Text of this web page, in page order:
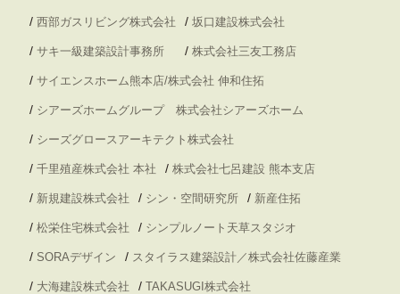
/ 西部ガスリビング株式会社 / 坂口建設株式会社
/ サキ一級建築設計事務所 / 株式会社三友工務店
/ サイエンスホーム熊本店/株式会社 伸和住拓
/ シアーズホームグループ 株式会社シアーズホーム
/ シーズグロースアーキテクト株式会社
/ 千里殖産株式会社 本社 / 株式会社七呂建設 熊本支店
/ 新規建設株式会社 / シン・空間研究所 / 新産住拓
/ 松栄住宅株式会社 / シンプルノート天草スタジオ
/ SORAデザイン / スタイラス建築設計／株式会社佐藤産業
/ 大海建設株式会社 / TAKASUGI株式会社